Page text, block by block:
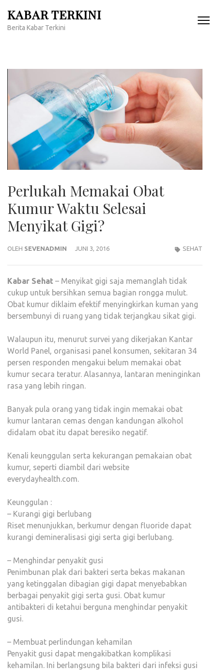
konten
KABAR TERKINI
Berita Kabar Terkini
Perlukah Memakai Obat
Kumur Waktu Selesai
Menyikat Gigi?
OLEH SEVENADMIN JUNI 3, 2016 SEHAT
Kabar Sehat – Menyikat gigi saja memanglah tidak
cukup untuk bersihkan semua bagian rongga mulut.
Obat kumur diklaim efektif menyingkirkan kuman yang
bersembunyi di ruang yang tidak terjangkau sikat gigi.
Walaupun itu, menurut survei yang dikerjakan Kantar
World Panel, organisasi panel konsumen, sekitaran 34
persen responden mengakui belum memakai obat
kumur secara teratur. Alasannya, lantaran meninginkan
rasa yang lebih ringan.
Banyak pula orang yang tidak ingin memakai obat
kumur lantaran cemas dengan kandungan alkohol
didalam obat itu dapat beresiko negatif.
Kenali keunggulan serta kekurangan pemakaian obat
kumur, seperti diambil dari website
everydayhealth.com.
Keunggulan :
– Kurangi gigi berlubang
Riset menunjukkan, berkumur dengan fluoride dapat
kurangi demineralisasi gigi serta gigi berlubang.
– Menghindar penyakit gusi
Penimbunan plak dari bakteri serta bekas makanan
yang ketinggalan dibagian gigi dapat menyebabkan
berbagai penyakit gigi serta gusi. Obat kumur
antibakteri di ketahui berguna menghindar penyakit
gusi.
– Membuat perlindungan kehamilan
Penyakit gusi dapat mengakibatkan komplikasi
kehamilan. Ini berlangsung bila bakteri dari infeksi gusi